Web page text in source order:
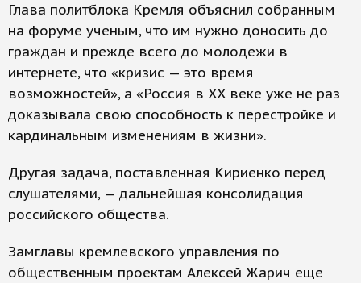
Глава политблока Кремля объяснил собранным
на форуме ученым, что им нужно доносить до
граждан и прежде всего до молодежи в
интернете, что «кризис — это время
возможностей», а «Россия в XX веке уже не раз
доказывала свою способность к перестройке и
кардинальным изменениям в жизни».
Другая задача, поставленная Кириенко перед
слушателями, — дальнейшая консолидация
российского общества.
Замглавы кремлевского управления по
общественным проектам Алексей Жарич еще